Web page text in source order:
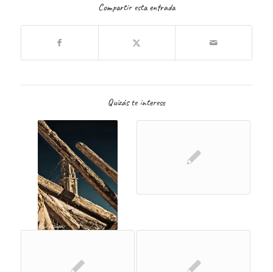
Compartir esta entrada
Quizás te interese